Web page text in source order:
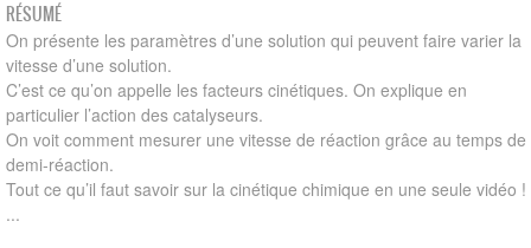
RÉSUMÉ
On présente les paramètres d’une solution qui peuvent faire varier la
vitesse d’une solution.
C’est ce qu’on appelle les facteurs cinétiques. On explique en
particulier l’action des catalyseurs.
On voit comment mesurer une vitesse de réaction grâce au temps de
demi-réaction.
Tout ce qu’il faut savoir sur la cinétique chimique en une seule vidéo !
...